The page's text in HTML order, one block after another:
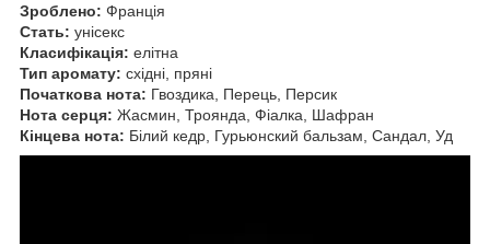
Зроблено: Франція
Стать: унісекс
Класифікація: елітна
Тип аромату: східні, пряні
Початкова нота: Гвоздика, Перець, Персик
Нота серця: Жасмин, Троянда, Фіалка, Шафран
Кінцева нота: Білий кедр, Гурьюнский бальзам, Сандал, Уд